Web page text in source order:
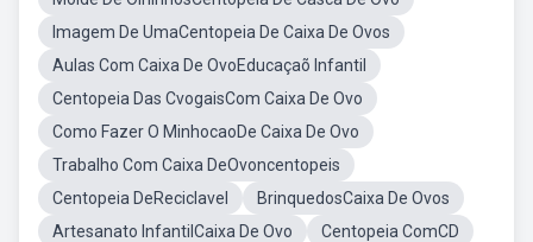
Imagem De UmaCentopeia De Caixa De Ovos
Aulas Com Caixa De OvoEducaçaõ Infantil
Centopeia Das CvogaisCom Caixa De Ovo
Como Fazer O MinhocaoDe Caixa De Ovo
Trabalho Com Caixa DeOvoncentopeis
Centopeia DeReciclavel
BrinquedosCaixa De Ovos
Artesanato InfantilCaixa De Ovo
Centopeia ComCD